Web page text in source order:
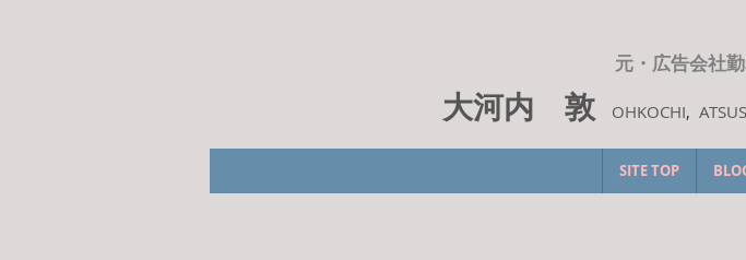
元・広告会社
大河内 敦 OHKOCHI,
SITE TOP